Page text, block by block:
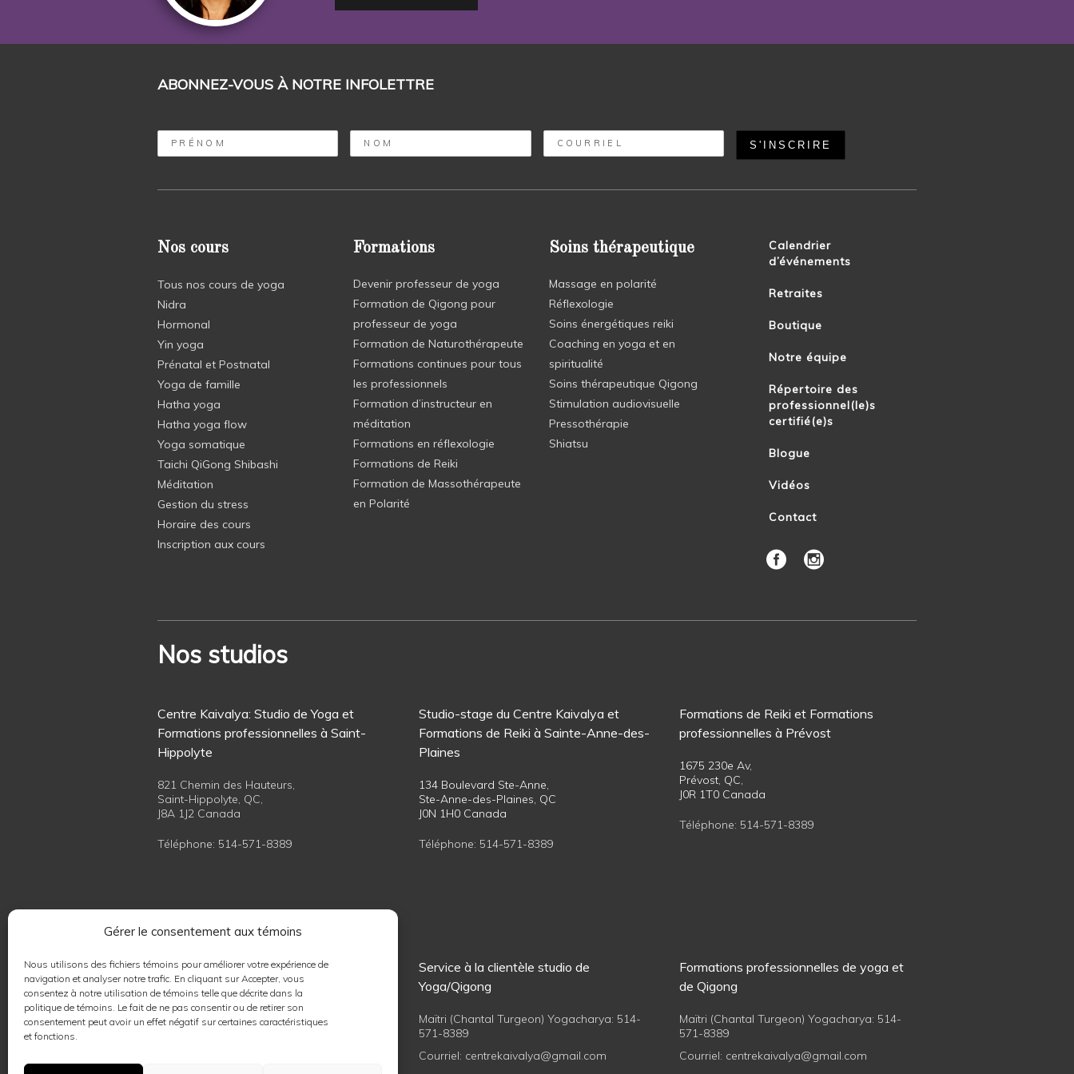
Gérer le consentement aux témoins
Nous utilisons des fichiers témoins pour améliorer votre expérience de
navigation et analyser notre trafic. En cliquant sur Accepter, vous
consentez à notre utilisation de témoins telle que décrite dans la
politique de témoins. Le fait de ne pas consentir ou de retirer son
consentement peut avoir un effet négatif sur certaines caractéristiques
et fonctions.
ABONNEZ-VOUS À NOTRE INFOLETTRE
Nos cours
Tous nos cours de yoga
Nidra
Hormonal
Yin yoga
Prénatal et Postnatal
Yoga de famille
Hatha yoga
Hatha yoga flow
Yoga somatique
Taichi QiGong Shibashi
Méditation
Gestion du stress
Horaire des cours
Inscription aux cours
Formations
Devenir professeur de yoga
Formation de Qigong pour
professeur de yoga
Formation de Naturothérapeute
Formations continues pour tous
les professionnels
Formation d’instructeur en
méditation
Formations en réflexologie
Formations de Reiki
Formation de Massothérapeute
en Polarité
Soins thérapeutique
Massage en polarité
Réflexologie
Soins énergétiques reiki
Coaching en yoga et en
spiritualité
Soins thérapeutique Qigong
Stimulation audiovisuelle
Pressothérapie
Shiatsu
Calendrier
d’événements
Retraites
Boutique
Notre équipe
Répertoire des
professionnel(le)s
certifié(e)s
Blogue
Vidéos
Contact
Nos studios
Centre Kaivalya: Studio de Yoga et
Formations professionnelles à Saint-
Hippolyte
821 Chemin des Hauteurs,
Saint-Hippolyte, QC,
J8A 1J2 Canada
Téléphone: 514-571-8389
Studio-stage du Centre Kaivalya et
Formations de Reiki à Sainte-Anne-des-
Plaines
134 Boulevard Ste-Anne,
Ste-Anne-des-Plaines, QC
J0N 1H0 Canada
Téléphone: 514-571-8389
Formations de Reiki et Formations
professionnelles à Prévost
1675 230e Av,
Prévost, QC,
J0R 1T0 Canada
Téléphone: 514-571-8389
Contacter nos professionnels
Coordonnatrice cours de Yoga/Qigong
(site, réseaux sociaux, professeurs)
Rédactrice Journal Kaivalya
Service à la clientèle studio de
Yoga/Qigong
Maïtri (Chantal Turgeon) Yogacharya: 514-
571-8389
Courriel: centrekaivalya@gmail.com
Formations professionnelles de yoga et
de Qigong
Maïtri (Chantal Turgeon) Yogacharya: 514-
571-8389
Courriel: centrekaivalya@gmail.com